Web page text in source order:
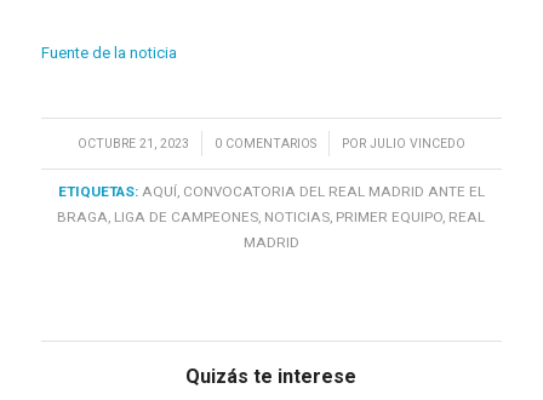
Fuente de la noticia
OCTUBRE 21, 2023
/ 0 COMENTARIOS
/ POR JULIO VINCEDO
ETIQUETAS: AQUÍ, CONVOCATORIA DEL REAL MADRID ANTE EL
BRAGA, LIGA DE CAMPEONES, NOTICIAS, PRIMER EQUIPO, REAL
MADRID
Quizás te interese